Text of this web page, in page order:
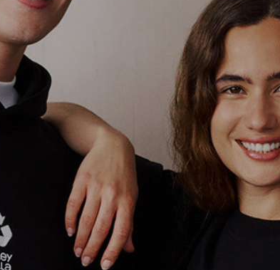
Support für deine Marke.